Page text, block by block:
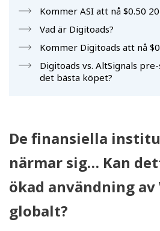
Kommer ASI att nå $0.50
Vad är Digitoads?
Kommer Digitoads att nå
Digitoads vs. AltSignals
det bästa köpet?
De finansiella
närmar sig… Kan
ökad användning
globalt?